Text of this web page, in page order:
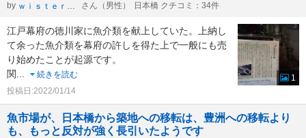
by
ｗｉｓｔｅｒｉａ さん（男性） 日本橋 クチコミ：34件
江戸幕府の徳川家に魚介類を献上していた。上納し
て余った魚介類を幕府の許しを得た上で一般にも売
り始めたことが起源です。
関...
続きを読む
投稿日:2022/01/14
1
魚市場が、日本橋から築地への移転は、豊洲への移転より
も、もっと反対が強く長引いたようです